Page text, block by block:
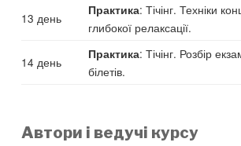
13 день
Практика: Тічінг. Техніки
глибокої релаксації.
14 день
Практика: Тічінг. Розбір
білетів.
Автори і ведучі курсу